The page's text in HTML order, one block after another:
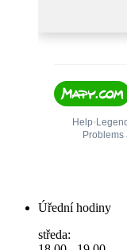
Úřední hodiny
středa: